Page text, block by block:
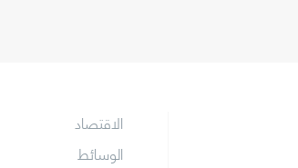
الاقتصاد
الوسائط